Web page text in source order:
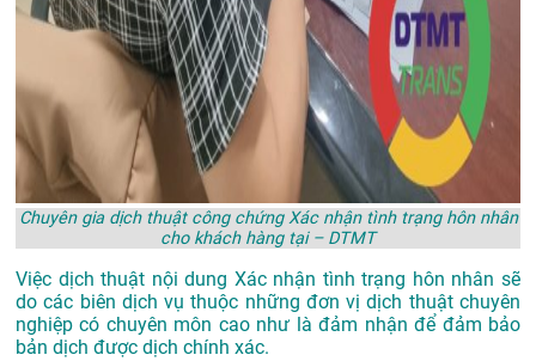
Chuyên gia dịch thuật công chứng Xác nhận tình trạng hôn nhân
cho khách hàng tại – DTMT
Việc dịch thuật nội dung Xác nhận tình trạng hôn nhân sẽ
do các biên dịch vụ thuộc những đơn vị dịch thuật chuyên
nghiệp có chuyên môn cao như là đảm nhận để đảm bảo
bản dịch được dịch chính xác.